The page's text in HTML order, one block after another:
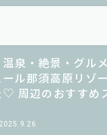
2025.9.26
温泉・絶景・グル
ル那須高原リゾ
周辺のおすすめ